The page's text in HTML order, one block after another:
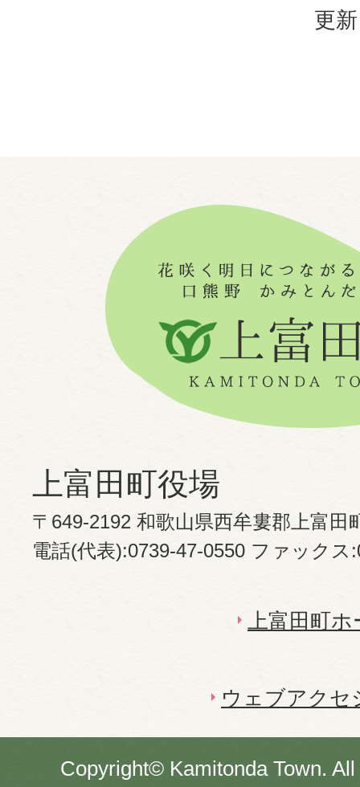
更
上富田町役場
〒649-2192 和歌山県西牟婁郡上富田
電話(代表):0739-47-0550 ファックス
上富田町
ウェブアクセ
Copyright© Kamitonda Town.